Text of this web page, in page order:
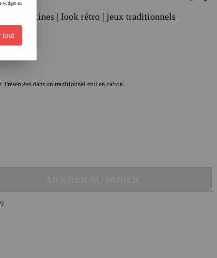
comptines | look rétro | jeux traditionnels
Présentées dans un traditionnel étui en carton.
widget en
tout